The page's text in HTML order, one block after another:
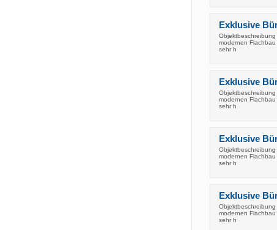
Exklusive
modernen
sehr h
Exklusive
modernen
sehr h
Exklusive
modernen
sehr h
Exklusive
modernen
sehr h